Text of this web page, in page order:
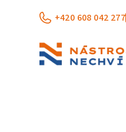
+420 608 042 277